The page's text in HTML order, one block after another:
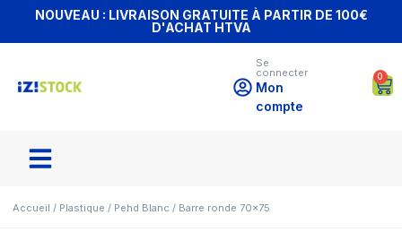
NOUVEAU : LIVRAISON GRATUITE À PARTIR DE 100€
D'ACHAT HTVA
Se
connecter
Mon
compte
0
Accueil / Plastique / Pehd Blanc / Barre ronde 70×75